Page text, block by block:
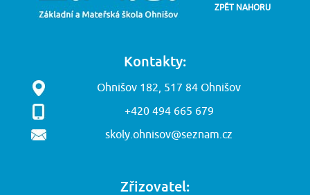
Kontakty:
Ohnišov 182, 517 84 Ohnišov
+420 494 665 679
skoly.ohnisov@seznam.cz
Zřizovatel:
ZPĚT NAHORU